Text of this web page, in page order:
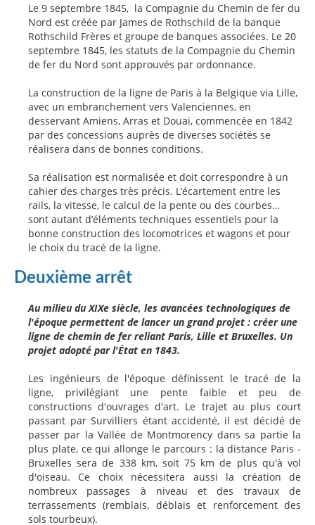
Le 9 septembre 1845, la Compagnie du Chemin de fer du
Nord est créée par James de Rothschild de la banque
Rothschild Frères et groupe de banques associées. Le 20
septembre 1845, les statuts de la Compagnie du Chemin
de fer du Nord sont approuvés par ordonnance.
La construction de la ligne de Paris à la Belgique via Lille,
avec un embranchement vers Valenciennes, en
desservant Amiens, Arras et Douai, commencée en 1842
par des concessions auprès de diverses sociétés se
réalisera dans de bonnes conditions.
Sa réalisation est normalisée et doit correspondre à un
cahier des charges très précis. L’écartement entre les
rails, la vitesse, le calcul de la pente ou des courbes…
sont autant d’éléments techniques essentiels pour la
bonne construction des locomotrices et wagons et pour
le choix du tracé de la ligne.
Deuxième arrêt
Au milieu du XIXe siècle, les avancées technologiques de
l'époque permettent de lancer un grand projet : créer une
ligne de chemin de fer reliant Paris, Lille et Bruxelles. Un
projet adopté par l'État en 1843.
Les ingénieurs de l'époque définissent le tracé de la
ligne, privilégiant une pente faible et peu de
constructions d'ouvrages d'art. Le trajet au plus court
passant par Survilliers étant accidenté, il est décidé de
passer par la Vallée de Montmorency dans sa partie la
plus plate, ce qui allonge le parcours : la distance Paris -
Bruxelles sera de 338 km, soit 75 km de plus qu'à vol
d'oiseau. Ce choix nécessitera aussi la création de
nombreux passages à niveau et des travaux de
terrassements (remblais, déblais et renforcement des
sols tourbeux).